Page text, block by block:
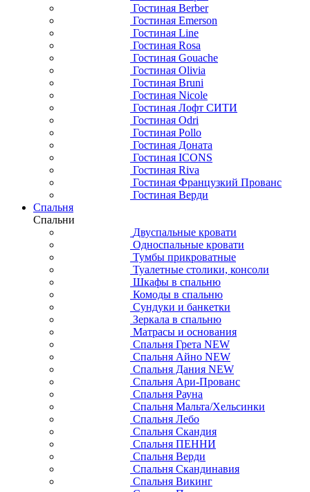
Гостиная Berber
Гостиная Emerson
Гостиная Line
Гостиная Rosa
Гостиная Gouache
Гостиная Olivia
Гостиная Bruni
Гостиная Nicole
Гостиная Лофт СИТИ
Гостиная Odri
Гостиная Pollo
Гостиная Доната
Гостиная ICONS
Гостиная Riva
Гостиная Французкий Прованс
Гостиная Верди
Спальня
Спальни
Двуспальные кровати
Односпальные кровати
Тумбы прикроватные
Туалетные столики, консоли
Шкафы в спальню
Комоды в спальню
Сундуки и банкетки
Зеркала в спальню
Матрасы и основания
Спальня Грета NEW
Спальня Айно NEW
Спальня Дания NEW
Спальня Ари-Прованс
Спальня Рауна
Спальня Мальта/Хельсинки
Спальня Лебо
Спальня Скандия
Спальня ПЕННИ
Спальня Верди
Спальня Скандинавия
Спальня Викинг